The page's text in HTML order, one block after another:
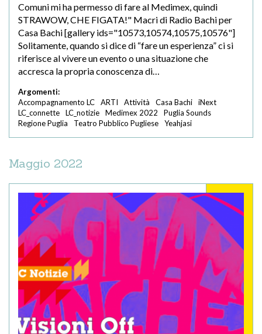
Comuni mi ha permesso di fare al Medimex, quindi
STRAWOW, CHE FIGATA!" Macri di Radio Bachi per
Casa Bachi [gallery ids="10573,10574,10575,10576"]
Solitamente, quando si dice di “fare un esperienza” ci si
riferisce al vivere un evento o una situazione che
accresca la propria conoscenza di…
Argomenti:
Accompagnamento LC
ARTI Attività Casa Bachi
iNext
LC_connette
LC_notizie Medimex 2022
Puglia Sounds
Regione Puglia
Teatro Pubblico Pugliese Yeahjasi
Maggio 2022